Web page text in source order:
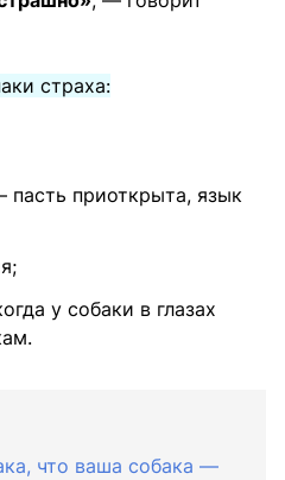
страха:
приоткрыта, язык
у собаки в глазах
что ваша собака —